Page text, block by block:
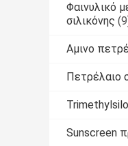
Φαινυλικό
σιλικόνης
Αμινο
Πετρέλαιο
Sunscreen